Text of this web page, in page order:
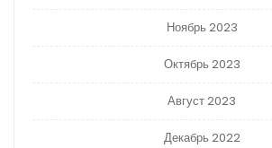
Ноябрь 2023
Октябрь 2023
Август 2023
Декабрь 2022